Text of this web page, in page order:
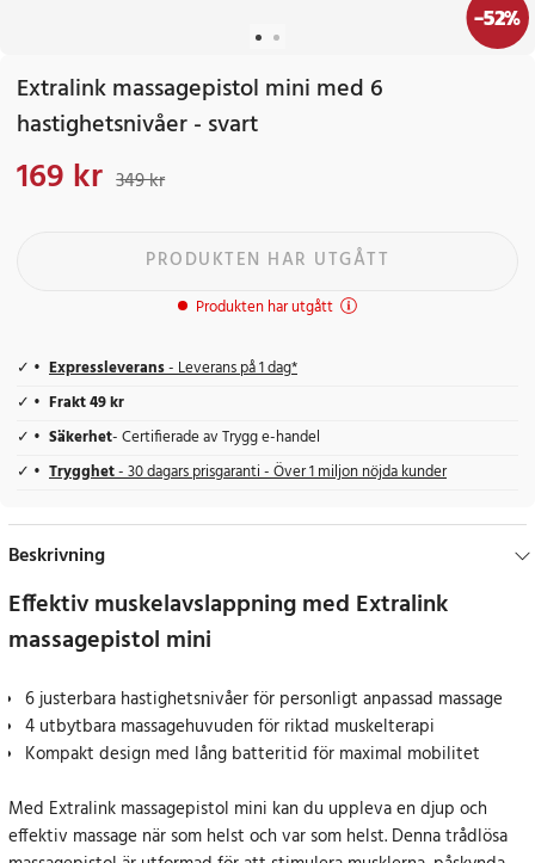
-52%
Extralink massagepistol mini med 6
hastighetsnivåer - svart
Nuvarande pris
169 kr 349 kr
PRODUKTEN HAR UTGÅTT
Produkten har utgått
Expressleverans- Leverans på 1 dag*
Frakt 49 kr
Säkerhet- Certifierade av Trygg e-handel
Trygghet- 30 dagars prisgaranti - Över 1 miljon nöjda kunder
Beskrivning
Effektiv muskelavslappning med Extralink
massagepistol mini
6 justerbara hastighetsnivåer för personligt anpassad massage
4 utbytbara massagehuvuden för riktad muskelterapi
Kompakt design med lång batteritid för maximal mobilitet
Med Extralink massagepistol mini kan du uppleva en djup och
effektiv massage när som helst och var som helst. Denna trådlösa